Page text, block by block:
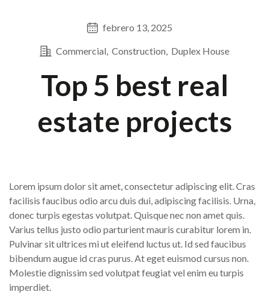
febrero 13, 2025
Commercial Construction Duplex House
Top 5 best real
estate projects
Lorem ipsum dolor sit amet, consectetur adipiscing elit. Cras
facilisis faucibus odio arcu duis dui, adipiscing facilisis. Urna,
donec turpis egestas volutpat. Quisque nec non amet quis.
Varius tellus justo odio parturient mauris curabitur lorem in.
Pulvinar sit ultrices mi ut eleifend luctus ut. Id sed faucibus
bibendum augue id cras purus. At eget euismod cursus non.
Molestie dignissim sed volutpat feugiat vel enim eu turpis
imperdiet.